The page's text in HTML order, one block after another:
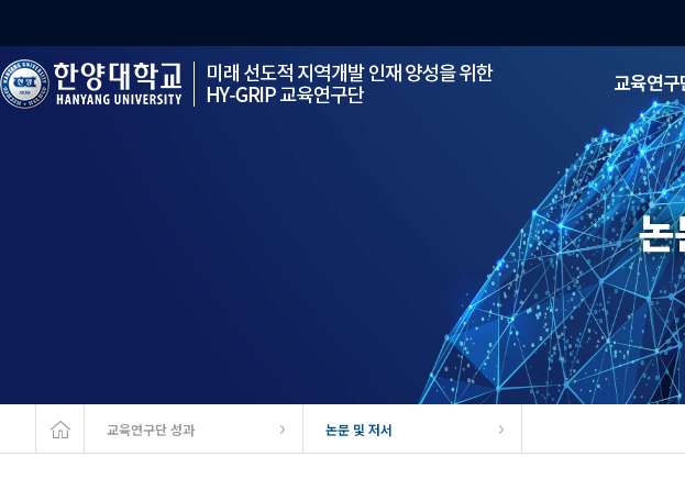
한양대학교
선도적
지역개발
인재
양성을
위한
HY-
GRIP
교육연구단
교육연
Home 교육연구단 성과 논문 및 저서